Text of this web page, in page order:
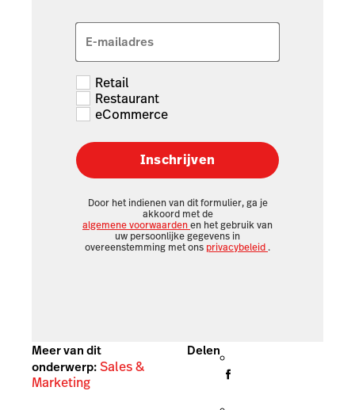
E-mailadres
Retail
Restaurant
eCommerce
Inschrijven
Door het indienen van dit formulier, ga je
akkoord met de
algemene voorwaardenen het gebruik van
uw persoonlijke gegevens in
overeenstemming met ons privacybeleid .
Meer van dit
onderwerp:Sales &
Marketing
Delen